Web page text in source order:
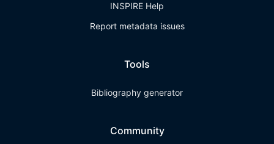
INSPIRE Help
Report metadata issues
Tools
Bibliography generator
Community